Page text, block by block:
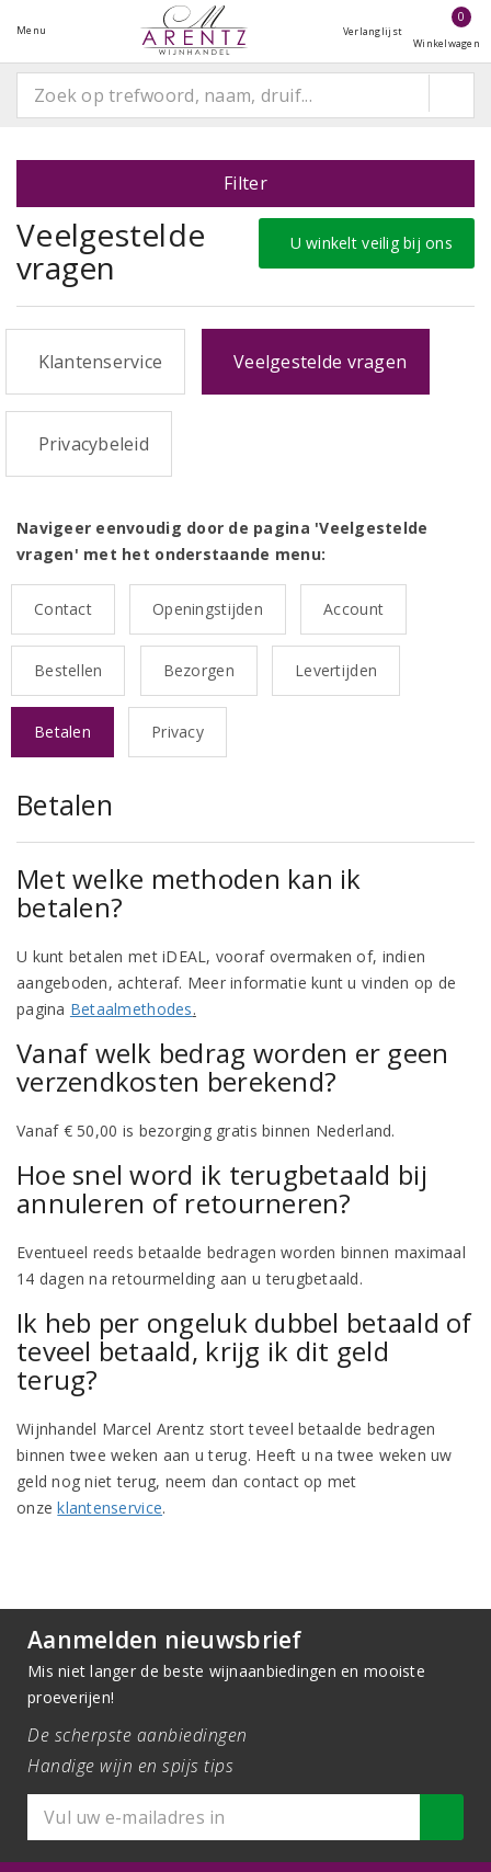
Menu Verlanglijst
0
Winkelwagen
Filter
U winkelt veilig bij ons
Veelgestelde
vragen
Klantenservice Veelgestelde vragen
Privacybeleid
Navigeer eenvoudig door de pagina 'Veelgestelde
vragen' met het onderstaande menu:
Contact Openingstijden Account
Bestellen Bezorgen Levertijden
Betalen Privacy
Betalen
Met welke methoden kan ik
betalen?
U kunt betalen met iDEAL, vooraf overmaken of, indien
aangeboden, achteraf. Meer informatie kunt u vinden op de
pagina Betaalmethodes.
Vanaf welk bedrag worden er geen
verzendkosten berekend?
Vanaf € 50,00 is bezorging gratis binnen Nederland.
Hoe snel word ik terugbetaald bij
annuleren of retourneren?
Eventueel reeds betaalde bedragen worden binnen maximaal
14 dagen na retourmelding aan u terugbetaald.
Ik heb per ongeluk dubbel betaald of
teveel betaald, krijg ik dit geld
terug?
Wijnhandel Marcel Arentz stort teveel betaalde bedragen
binnen twee weken aan u terug. Heeft u na twee weken uw
geld nog niet terug, neem dan contact op met
onzeklantenservice.
Aanmelden nieuwsbrief
Mis niet langer de beste wijnaanbiedingen en mooiste
proeverijen!
De scherpste aanbiedingen
Handige wijn en spijs tips